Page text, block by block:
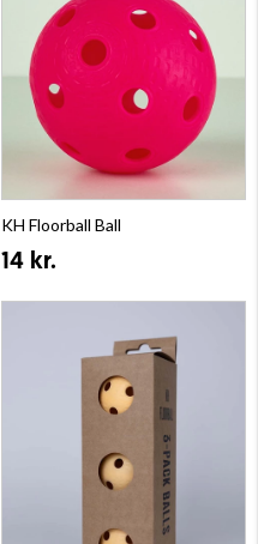
KH Floorball Ball
14 kr.